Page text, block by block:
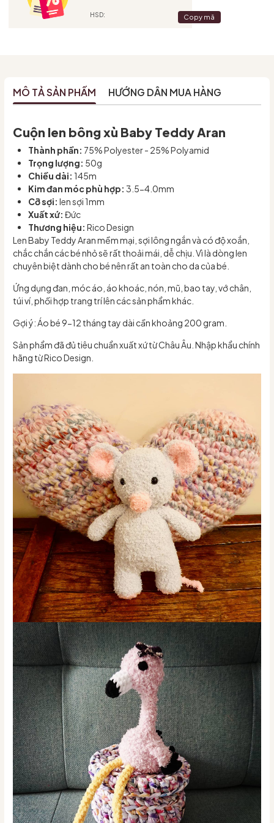
HSD: Copy mã
MÔ TẢ SẢN PHẨM HƯỚNG DẪN MUA HÀNG
Cuộn len bông xù Baby Teddy Aran
Thành phần: 75% Polyester - 25% Polyamid
Trọng lượng: 50g
Chiều dài: 145m
Kim đan móc phù hợp: 3.5-4.0mm
Cỡ sợi: len sợi 1mm
Xuất xứ: Đức
Thương hiệu: Rico Design
Len Baby Teddy Aran mềm mại, sợi lông ngắn và có độ xoắn,
chắc chắn các bé nhỏ sẽ rất thoải mái, dễ chịu. Vì là dòng len
chuyên biệt dành cho bé nên rất an toàn cho da của bé.
Ứng dụng đan, móc áo, áo khoác, nón, mũ, bao tay, vớ chân,
túi ví, phối hợp trang trí lên các sản phẩm khác.
Gợi ý: Áo bé 9-12 tháng tay dài cần khoảng 200 gram.
Sản phẩm đã đủ tiêu chuẩn xuất xứ từ Châu Âu. Nhập khẩu chính
hãng từ Rico Design.